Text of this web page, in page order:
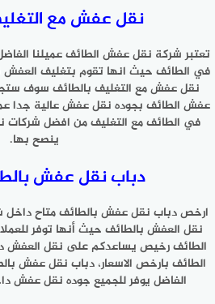
نقل عفش مع
تعتبر شركة نقل عفش الطائف عميلنا
في الطائف حيث انها تقوم بتغليف العفش
نقل عفش مع التغليف بالطائف سوف
عفش الطائف بجوده نقل عفش عالية جدا
في الطائف مع التغليف من افضل شركات
ينصح بها.
دباب نقل عفش
ارخص دباب نقل عفش بالطائف متاح داخل
نقل العفش بالطائف حيث أنها توفر
الطائف رخيص يساعدكم على نقل العفش
الطائف بارخص الاسعار، دباب نقل عفش
الفاضل يوفر للجميع جوده نقل عفش